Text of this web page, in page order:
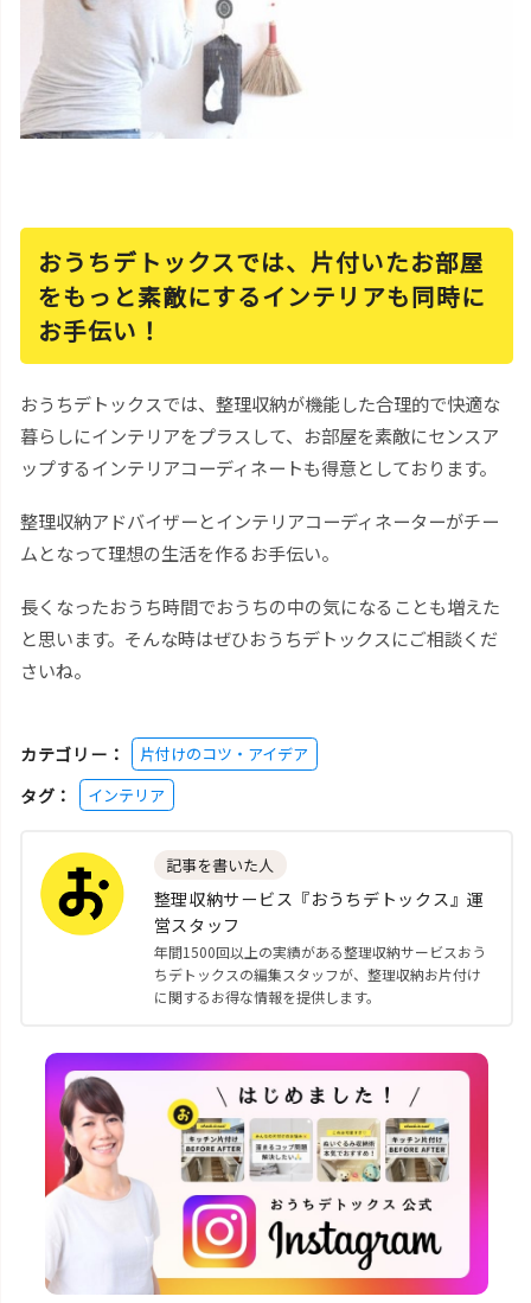
おうちデトックスでは、片付いたお部屋
をもっと素敵にするインテリアも同時に
お手伝い！
おうちデトックスでは、整理収納が機能した合理的で快適な
暮らしにインテリアをプラスして、お部屋を素敵にセンスア
ップするインテリアコーディネートも得意としております。
整理収納アドバイザーとインテリアコーディネーターがチー
ムとなって理想の生活を作るお手伝い。
長くなったおうち時間でおうちの中の気になることも増えた
と思います。そんな時はぜひおうちデトックスにご相談くだ
さいね。
カテゴリー： 片付けのコツ・アイデア
タグ： インテリア
記事を書いた人
整理収納サービス『おうちデトックス』運
営スタッフ
年間1500回以上の実績がある整理収納サービスおう
ちデトックスの編集スタッフが、整理収納お片付け
に関するお得な情報を提供します。